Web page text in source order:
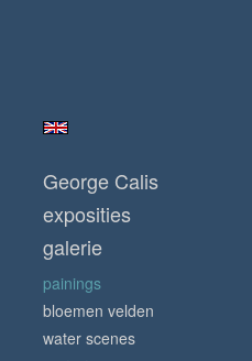
George Calis
exposities
galerie
painings
bloemen velden
water scenes